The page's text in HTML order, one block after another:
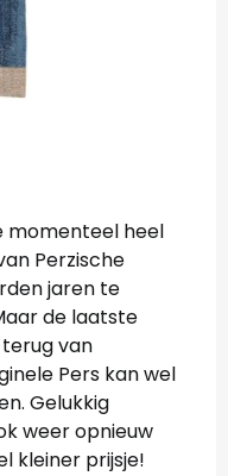
momenteel heel
Perzische
jaren te
de laatste
van
Pers kan wel
Gelukkig
weer opnieuw
kleiner prijsje!